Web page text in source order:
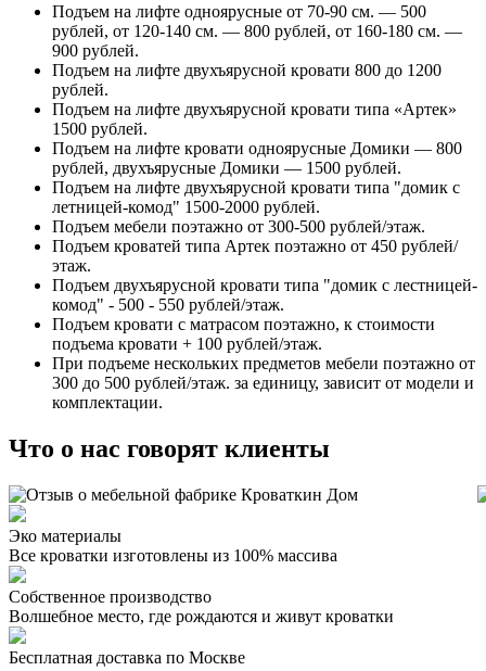
Подъем на лифте одноярусные от 70-90 см. — 500
рублей, от 120-140 см. — 800 рублей, от 160-180 см. —
900 рублей.
Подъем на лифте двухъярусной кровати 800 до 1200
рублей.
Подъем на лифте двухъярусной кровати типа «Артек»
1500 рублей.
Подъем на лифте кровати одноярусные Домики — 800
рублей, двухъярусные Домики — 1500 рублей.
Подъем на лифте двухъярусной кровати типа "домик с
летницей-комод" 1500-2000 рублей.
Подъем мебели поэтажно от 300-500 рублей/этаж.
Подъем кроватей типа Артек поэтажно от 450 рублей/
этаж.
Подъем двухъярусной кровати типа "домик с лестницей-
комод" - 500 - 550 рублей/этаж.
Подъем кровати с матрасом поэтажно, к стоимости
подъема кровати + 100 рублей/этаж.
При подъеме нескольких предметов мебели поэтажно от
300 до 500 рублей/этаж. за единицу, зависит от модели и
комплектации.
Что о нас говорят клиенты
Эко материалы
Все кроватки изготовлены из 100% массива
Собственное производство
Волшебное место, где рождаются и живут кроватки
Бесплатная доставка по Москве